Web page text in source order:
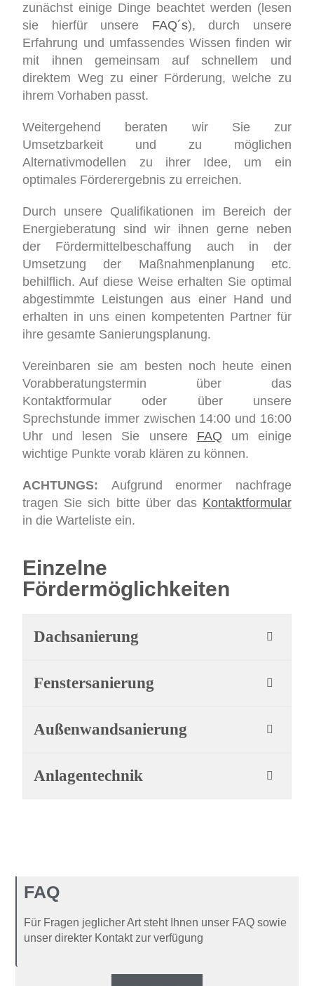
zunächst einige Dinge beachtet werden (lesen
sie hierfür unsere FAQ´s), durch unsere
Erfahrung und umfassendes Wissen finden wir
mit ihnen gemeinsam auf schnellem und
direktem Weg zu einer Förderung, welche zu
ihrem Vorhaben passt.
Weitergehend beraten wir Sie zur
Umsetzbarkeit und zu möglichen
Alternativmodellen zu ihrer Idee, um ein
optimales Förderergebnis zu erreichen.
Durch unsere Qualifikationen im Bereich der
Energieberatung sind wir ihnen gerne neben
der Fördermittelbeschaffung auch in der
Umsetzung der Maßnahmenplanung etc.
behilflich. Auf diese Weise erhalten Sie optimal
abgestimmte Leistungen aus einer Hand und
erhalten in uns einen kompetenten Partner für
ihre gesamte Sanierungsplanung.
Vereinbaren sie am besten noch heute einen
Vorabberatungstermin über das
Kontaktformular oder über unsere
Sprechstunde immer zwischen 14:00 und 16:00
Uhr und lesen Sie unsere FAQ um einige
wichtige Punkte vorab klären zu können.
ACHTUNGS: Aufgrund enormer nachfrage
tragen Sie sich bitte über das Kontaktformular
in die Warteliste ein.
Einzelne
Fördermöglichkeiten
Dachsanierung
Fenstersanierung
Außenwandsanierung
Anlagentechnik
FAQ
Für Fragen jeglicher Art steht Ihnen unser FAQ sowie
unser direkter Kontakt zur verfügung